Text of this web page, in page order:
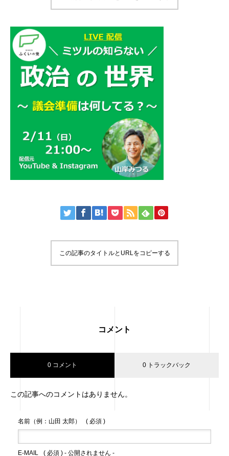
この記事のタイトルとURLをコピーする
コメント
0 コメント 0 トラックバック
この記事へのコメントはありません。
名前（例：山田 太郎） ( 必須 )
E-MAIL ( 必須 ) - 公開されません -